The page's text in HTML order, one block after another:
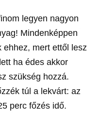
legyen nagyon
Mindenképpen
ehhez, mert ettől lesz
ha édes akkor
szükség hozzá.
túl a lekvárt: az
perc főzés idő.